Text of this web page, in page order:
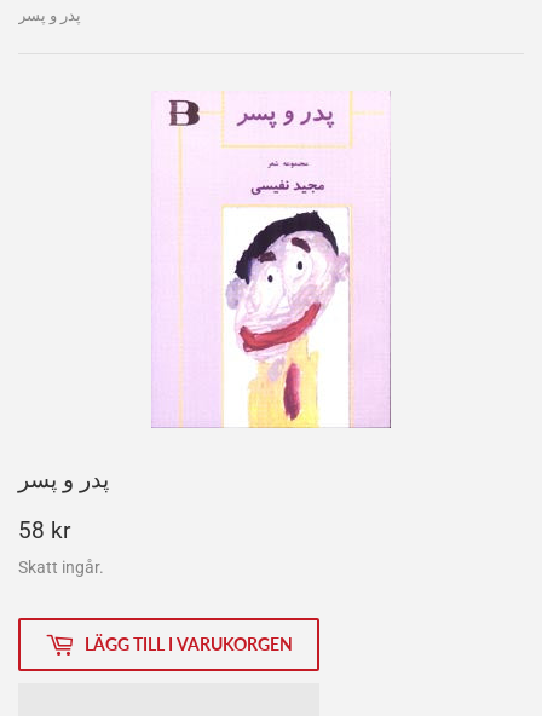
پدر و پسر
پدر و پسر
58 kr58
kr
Skatt ingår.
LÄGG TILL I VARUKORGEN